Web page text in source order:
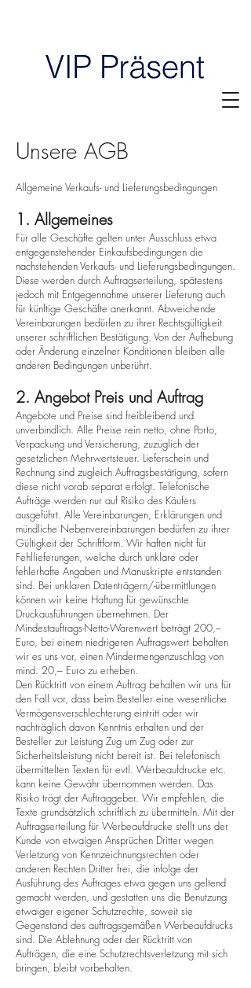
Unsere AGB
Allgemeine Verkaufs- und Lieferungsbedingungen
1. Allgemeines
Für alle Geschäfte gelten unter Ausschluss etwa
entgegenstehender Einkaufsbedingungen die
nachstehenden Verkaufs- und Lieferungsbedingungen.
Diese werden durch Auftragserteilung, spätestens
jedoch mit Entgegennahme unserer Lieferung auch
für künftige Geschäfte anerkannt. Abweichende
Vereinbarungen bedürfen zu ihrer Rechtsgültigkeit
unserer schriftlichen Bestätigung. Von der Aufhebung
oder Änderung einzelner Konditionen bleiben alle
anderen Bedingungen unberührt.
2. Angebot Preis und Auftrag
Angebote und Preise sind freibleibend und
unverbindlich. Alle Preise rein netto, ohne Porto,
Verpackung und Versicherung, zuzüglich der
gesetzlichen Mehrwertsteuer. Lieferschein und
Rechnung sind zugleich Auftragsbestätigung, sofern
diese nicht vorab separat erfolgt. Telefonische
Aufträge werden nur auf Risiko des Käufers
ausgeführt. Alle Vereinbarungen, Erklärungen und
mündliche Nebenvereinbarungen bedürfen zu ihrer
Gültigkeit der Schriftform. Wir haften nicht für
Fehllieferungen, welche durch unklare oder
fehlerhafte Angaben und Manuskripte entstanden
sind. Bei unklaren Datenträgern/-übermittlungen
können wir keine Haftung für gewünschte
Druckausführungen übernehmen. Der
Mindestauftrags-Netto-Warenwert beträgt 200,–
Euro, bei einem niedrigeren Auftragswert behalten
wir es uns vor, einen Mindermengenzuschlag von
mind. 20,– Euro zu erheben.
Den Rücktritt von einem Auftrag behalten wir uns für
den Fall vor, dass beim Besteller eine wesentliche
Vermögensverschlechterung eintritt oder wir
nachträglich davon Kenntnis erhalten und der
Besteller zur Leistung Zug um Zug oder zur
Sicherheitsleistung nicht bereit ist. Bei telefonisch
übermittelten Texten für evtl. Werbeaufdrucke etc.
kann keine Gewähr übernommen werden. Das
Risiko trägt der Auftraggeber. Wir empfehlen, die
Texte grundsätzlich schriftlich zu übermitteln. Mit der
Auftragserteilung für Werbeaufdrucke stellt uns der
Kunde von etwaigen Ansprüchen Dritter wegen
Verletzung von Kennzeichnungsrechten oder
anderen Rechten Dritter frei, die infolge der
Ausführung des Auftrages etwa gegen uns geltend
gemacht werden, und gestatten uns die Benutzung
etwaiger eigener Schutzrechte, soweit sie
Gegenstand des auftragsgemäßen Werbeaufdrucks
sind. Die Ablehnung oder der Rücktritt von
Aufträgen, die eine Schutzrechtsverletzung mit sich
bringen, bleibt vorbehalten.